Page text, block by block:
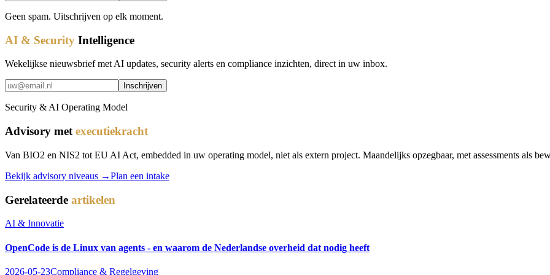
Geen spam. Uitschrijven op elk moment.
AI & Security Intelligence
Wekelijkse nieuwsbrief met AI updates, security alerts en compliance inzichten, direct in uw inbox.
Inschrijven
Security & AI Operating Model
Advisory met executiekracht
Van BIO2 en NIS2 tot EU AI Act, embedded in uw operating model, niet als extern project. Maandelijks opzegbaar, met assessments als
Bekijk advisory niveaus →Plan een intake
Gerelateerde artikelen
AI & Innovatie
OpenCode is de Linux van agents - en waarom de Nederlandse overheid dat nodig heeft
2026-05-23Compliance & Regelgeving